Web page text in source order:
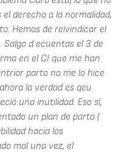
derecho a la normalidad,
Hemos de reivindicar el
d ecuentas el 3 de
en el CI que me han
parto no me lo hice
la verdad es qeu
una inutilidad. Eso sí,
un plan de parto (
hacia los
mal una vez, el